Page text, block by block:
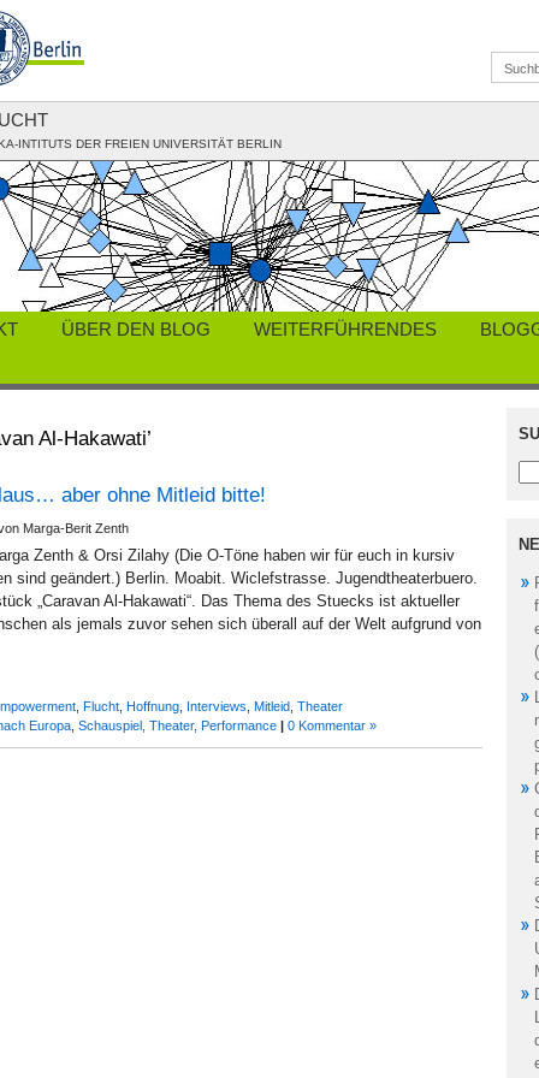
INTITUTS DER FREIEN UNIVERSITÄT BERLIN
ÜBER DEN BLOG WEITERFÜHRENDES
Al-Hakawati’
aber ohne Mitleid bitte!
Marga-Berit Zenth
Zenth & Orsi Zilahy (Die O-Töne haben wir für euch in kursiv
sind geändert.) Berlin. Moabit. Wiclefstrasse. Jugendtheaterbuero.
„Caravan Al-Hakawati“. Das Thema des Stuecks ist aktueller
als jemals zuvor sehen sich überall auf der Welt aufgrund von
Flucht Hoffnung Interviews Mitleid Theater
Europa Schauspiel, Theater, Performance | 0 Kommentar »